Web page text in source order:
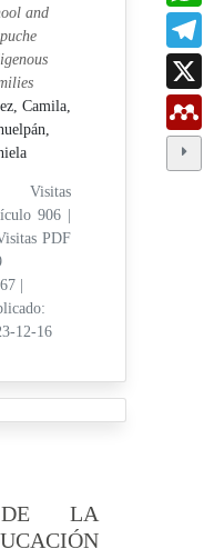
and
Camila,
906 |
PDF
12-16
DE LA